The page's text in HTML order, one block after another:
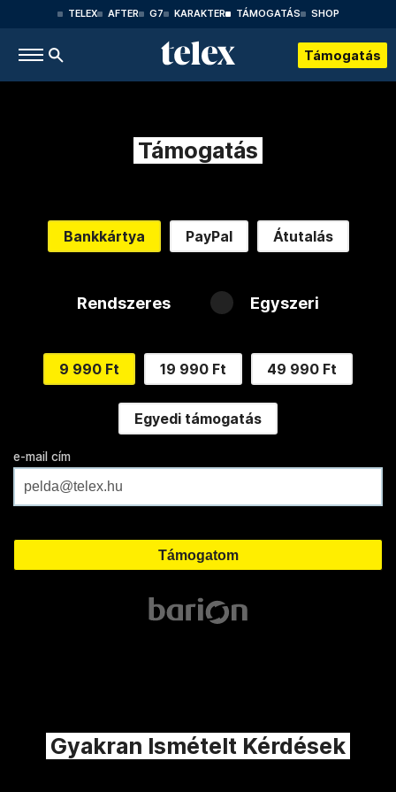
TELEX AFTER G7 KARAKTER TÁMOGATÁS SHOP
Támogatás
Támogatás
Bankkártya PayPal Átutalás
Rendszeres Egyszeri
9 990 Ft 19 990 Ft 49 990 Ft
Egyedi támogatás
e-mail cím
Gyakran Ismételt Kérdések